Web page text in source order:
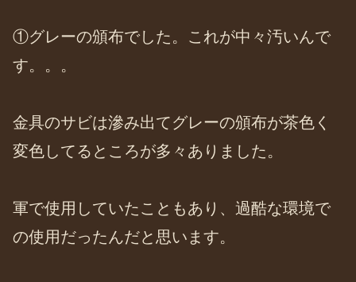
①グレーの頒布でした。これが中々汚いんで
す。。。
金具のサビは滲み出てグレーの頒布が茶色く
変色してるところが多々ありました。
軍で使用していたこともあり、過酷な環境で
の使用だったんだと思います。